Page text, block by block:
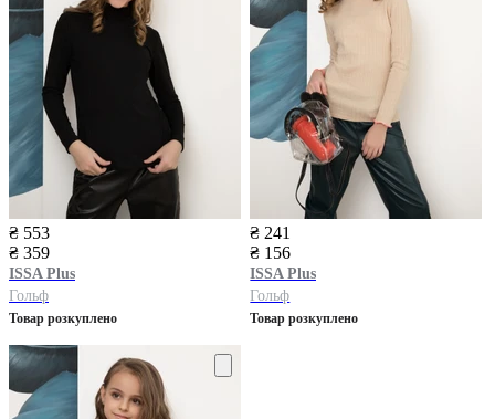
₴ 553
₴ 359
ISSA Plus
Гольф
Товар розкуплено
₴ 241
₴ 156
ISSA Plus
Гольф
Товар розкуплено